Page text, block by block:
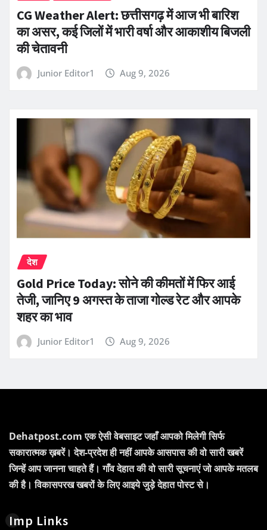
CG Weather Alert: छत्तीसगढ़ में आज भी बारिश
का असर, कई जिलों में भारी वर्षा और आकाशीय बिजली
की चेतावनी
Junior Editor1 Aug 9, 2026
देश
Gold Price Today: सोने की कीमतों में फिर आई
तेजी, जानिए 9 अगस्त के ताजा गोल्ड रेट और आपके
शहर का भाव
Junior Editor1 Aug 9, 2026
Dehatpost.com एक ऐसी वेबसाइट जहाँ आपको मिलेगी सिर्फ
सकारात्मक ख़बरें। देश-प्रदेश ही नहीं आपके आसपास की वो सारी खबरें
जिन्हें आप जानना चाहते हैं। गाँव देहात की वो सारी सूचनाएं जो आपके मतलब
की है। विकासपरख खबरों के लिए आइये जुड़े देहात पोस्ट से।
Imp Links